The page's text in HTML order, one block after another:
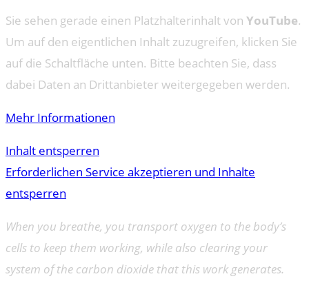
Sie sehen gerade einen Platzhalterinhalt von YouTube.
Um auf den eigentlichen Inhalt zuzugreifen, klicken Sie
auf die Schaltfläche unten. Bitte beachten Sie, dass
dabei Daten an Drittanbieter weitergegeben werden.
Mehr Informationen
Inhalt entsperren
Erforderlichen Service akzeptieren und Inhalte
entsperren
When you breathe, you transport oxygen to the body’s
cells to keep them working, while also clearing your
system of the carbon dioxide that this work generates.